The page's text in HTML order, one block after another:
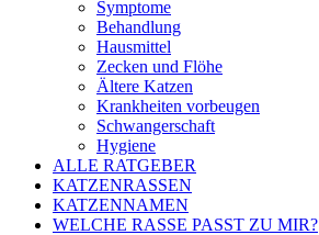
Symptome
Behandlung
Hausmittel
Zecken und Flöhe
Ältere Katzen
Krankheiten vorbeugen
Schwangerschaft
Hygiene
ALLE RATGEBER
KATZENRASSEN
KATZENNAMEN
WELCHE RASSE PASST ZU MIR?